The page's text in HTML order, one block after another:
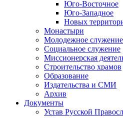
Юго-Восточное
Юго-Западное
Новых
Монастыри
Молодежное служение
Социальное служение
Миссионерская
Строительство храмов
Образование
Издательства и СМИ
Архив
Документы
Устав Русской